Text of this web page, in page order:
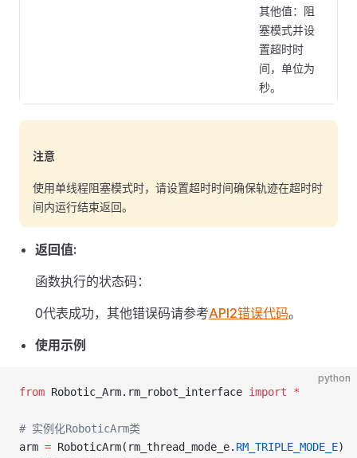
其他值：阻
塞模式并设
置超时时
间，单位为
秒。
注意
使用单线程阻塞模式时，请设置超时时间确保轨迹在超时时
间内运行结束返回。
返回值:
函数执行的状态码：
0代表成功，其他错误码请参考API2错误代码。
使用示例
python
from Robotic_Arm.rm_robot_interface import *
# 实例化RoboticArm类
arm = RoboticArm(rm_thread_mode_e. RM_TRIPLE_MODE_E)